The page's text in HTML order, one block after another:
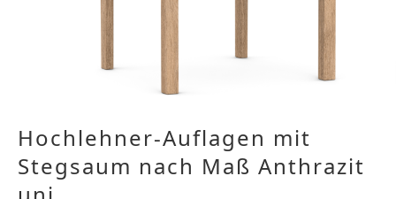
Hochlehner-Auflagen mit
Stegsaum nach Maß Anthrazit